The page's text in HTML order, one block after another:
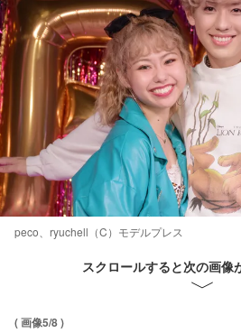
peco、ryuchell（C）モデルプレス
スクロールすると次の画像
( 画像5/8 )